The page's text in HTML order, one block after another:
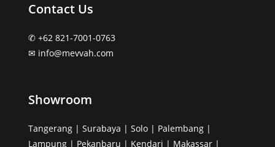
Contact Us
✆ +62 821-7001-0763
✉︎ info@mevvah.com
Showroom
Tangerang | Surabaya | Solo | Palembang |
Lampung | Pekanbaru | Kendari | Makassar |